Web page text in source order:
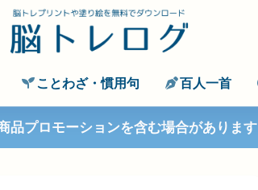
ことわざ・慣用句 百人一首
品プロモーションを含む場合があります